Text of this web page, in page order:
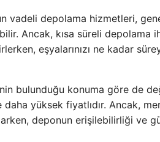
depolama hizmetleri,
Ancak, kısa süreli depolama
eşyalarınızı ne kadar
bulunduğu konuma göre de
yüksek fiyatlıdır. Ancak,
deponun erişilebilirliği ve